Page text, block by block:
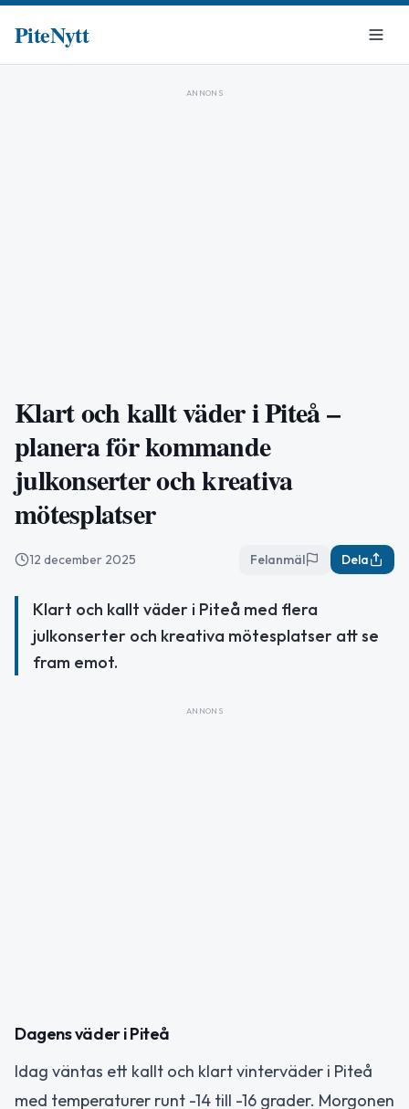
PiteNytt
ANNONS
Klart och kallt väder i Piteå –
planera för kommande
julkonserter och kreativa
mötesplatser
12 december 2025 Felanmäl Dela
Klart och kallt väder i Piteå med flera
julkonserter och kreativa mötesplatser att se
fram emot.
ANNONS
Dagens väder i Piteå
Idag väntas ett kallt och klart vinterväder i Piteå
med temperaturer runt -14 till -16 grader. Morgonen